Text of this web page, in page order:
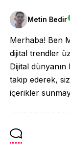
Metin Bedir
Merhaba! Ben
dijital trendler
Dijital dünyanın
takip ederek,
içerikler